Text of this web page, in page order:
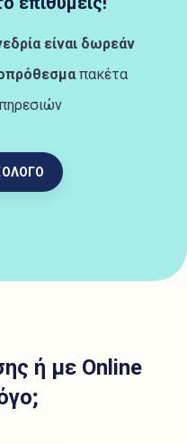
είναι δωρεάν
πακέτα
ή με Online